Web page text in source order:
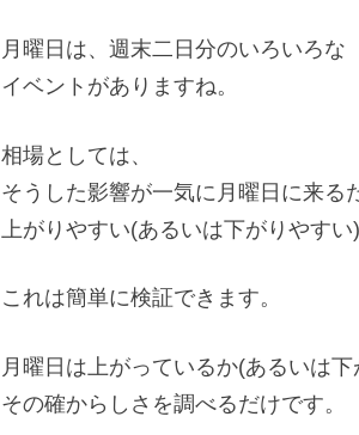
月曜日は、週末二日分のいろいろな
イベントがありますね。
相場としては、
そうした影響が一気に月曜日に来る
上がりやすい(あるいは下がりやすい
これは簡単に検証できます。
月曜日は上がっているか(あるいは下
その確からしさを調べるだけです。